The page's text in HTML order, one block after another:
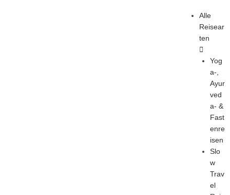
Alle
Reisear
ten
Yog
a-,
Ayur
ved
a- &
Fast
enre
isen
Slo
w
Trav
el